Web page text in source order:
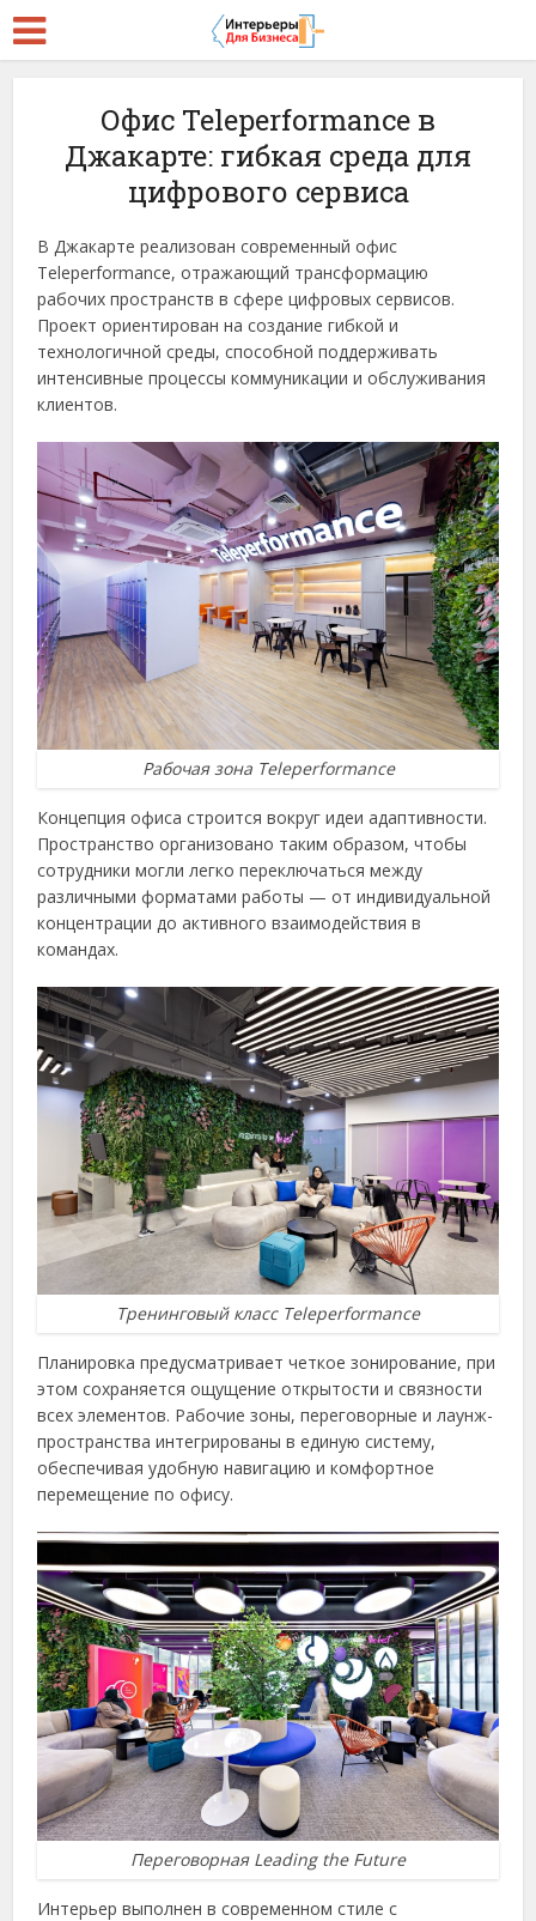
Офис Teleperformance в
Джакарте: гибкая среда для
цифрового сервиса
В Джакарте реализован современный офис
Teleperformance, отражающий трансформацию
рабочих пространств в сфере цифровых сервисов.
Проект ориентирован на создание гибкой и
технологичной среды, способной поддерживать
интенсивные процессы коммуникации и обслуживания
клиентов.
Рабочая зона Teleperformance
Концепция офиса строится вокруг идеи адаптивности.
Пространство организовано таким образом, чтобы
сотрудники могли легко переключаться между
различными форматами работы — от индивидуальной
концентрации до активного взаимодействия в
командах.
Тренинговый класс Teleperformance
Планировка предусматривает четкое зонирование, при
этом сохраняется ощущение открытости и связности
всех элементов. Рабочие зоны, переговорные и лаунж-
пространства интегрированы в единую систему,
обеспечивая удобную навигацию и комфортное
перемещение по офису.
Переговорная Leading the Future
Интерьер выполнен в современном стиле с